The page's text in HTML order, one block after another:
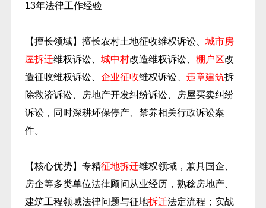
13年法律工作经验
【擅长领域】擅长农村土地征收维权诉讼、 城市房
屋拆迁维权诉讼、 城中村改造维权诉讼、 棚户区改
造征收维权诉讼、 企业征收维权诉讼、 违章建筑拆
除救济诉讼、房地产开发纠纷诉讼、房屋买卖纠纷
诉讼，同时深耕环保停产、禁养相关行政诉讼案
件。
【核心优势】专精征地拆迁维权领域，兼具国企、
房企等多类单位法律顾问从业经历，熟稔房地产、
建筑工程领域法律问题与征地拆迁法定流程；实战